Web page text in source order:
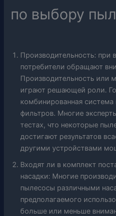
по выбору
Производительность: при
потребители обращают
Производительность или
играют решающей роли.
комбинированная система
фильтров. Многие
тестах, что некоторые
достигают результатов
другими устройствами
Входят ли в комплект
насадки: Многие
пылесосы различными
предполагаемого
больше или меньше